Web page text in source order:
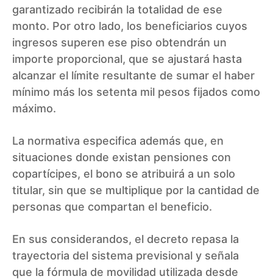
garantizado recibirán la totalidad de ese
monto. Por otro lado, los beneficiarios cuyos
ingresos superen ese piso obtendrán un
importe proporcional, que se ajustará hasta
alcanzar el límite resultante de sumar el haber
mínimo más los setenta mil pesos fijados como
máximo.
La normativa especifica además que, en
situaciones donde existan pensiones con
copartícipes, el bono se atribuirá a un solo
titular, sin que se multiplique por la cantidad de
personas que compartan el beneficio.
En sus considerandos, el decreto repasa la
trayectoria del sistema previsional y señala
que la fórmula de movilidad utilizada desde